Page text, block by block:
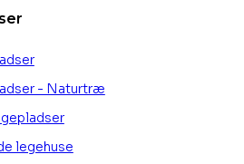
- Naturtræ
legehuse